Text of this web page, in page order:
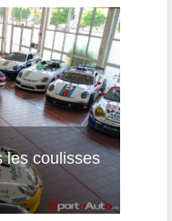
les coulisses